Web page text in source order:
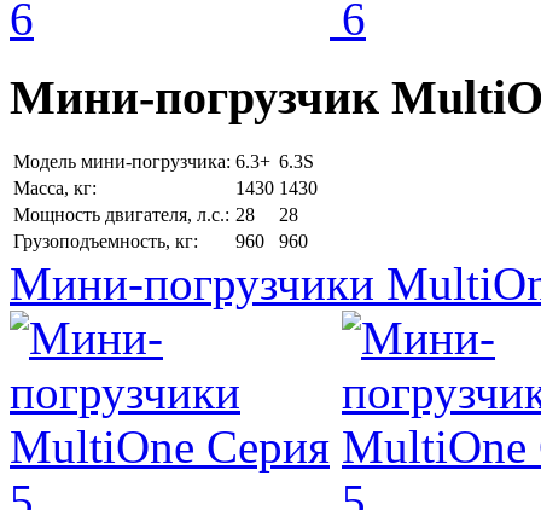
Мини-погрузчик
Модель мини-погрузчика: 6.3+ 6.3S
Масса, кг:
1430 1430
Мощность двигателя, л.с.: 28
28
Грузоподъемность, кг:
960 960
Мини-погрузчики